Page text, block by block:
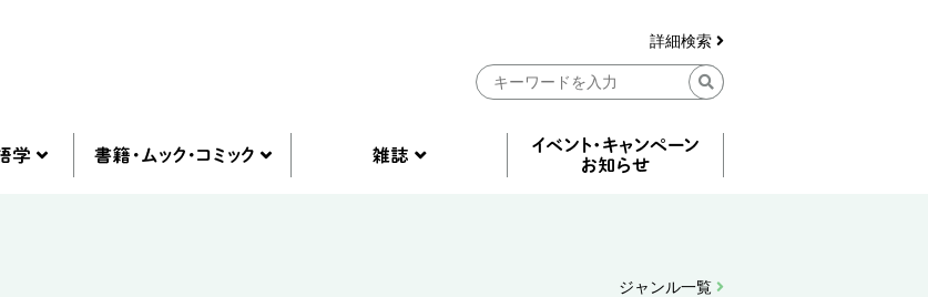
詳細検索
ジャンル一覧